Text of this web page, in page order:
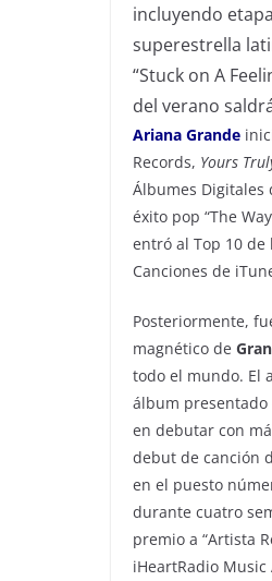
incluyendo
superestrella
“Stuck on A
del verano
Ariana Grande
Records, Yours
Álbumes Digitales
éxito pop “The
entró al Top 10 de
Canciones de
Posteriormente,
magnético de
todo el mundo. El
álbum presentado
en debutar con
debut de canción
en el puesto
durante cuatro
premio a “Artista
iHeartRadio Music